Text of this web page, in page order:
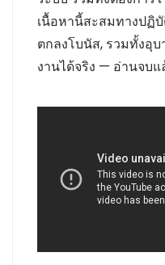
เนื้อหานี้สะสมทางปฏิ
ตกลงโบนัส, รวมทั้งอุ
งานได้จริง — อ่านจบแ